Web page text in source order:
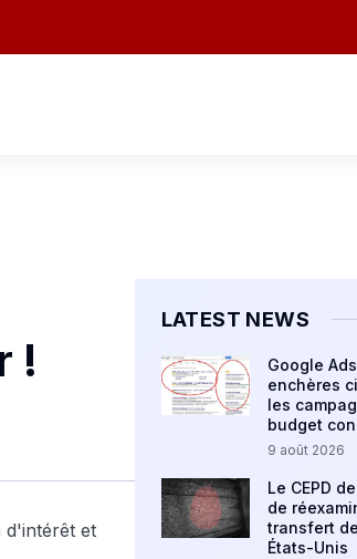
!
LATEST NEWS
Google
enchères
les
budget
9 août 2026
Le CEPD
de
transfert
États-Unis